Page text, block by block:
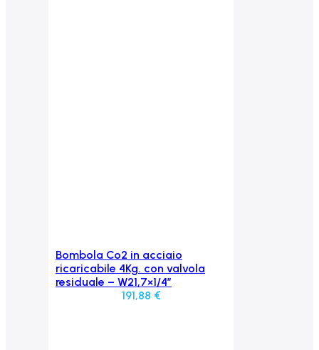
Aggiungi al carrello
Bombola Co2 in acciaio
ricaricabile 4Kg. con valvola
residuale – W21,7×1/4″
191,88 €